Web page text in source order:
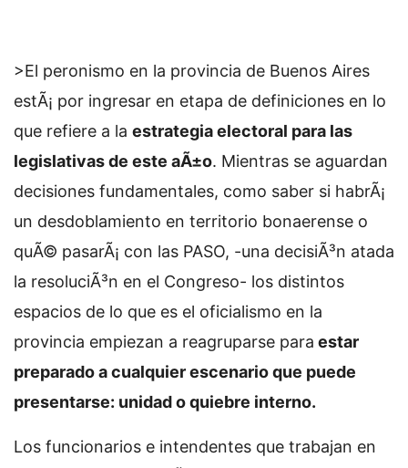
>El peronismo en la provincia de Buenos Aires
estÃ¡ por ingresar en etapa de definiciones en lo
que refiere a la estrategia electoral para las
legislativas de este aÃ±o. Mientras se aguardan
decisiones fundamentales, como saber si habrÃ¡
un desdoblamiento en territorio bonaerense o
quÃ© pasarÃ¡ con las PASO, -una decisiÃ³n atada
la resoluciÃ³n en el Congreso- los distintos
espacios de lo que es el oficialismo en la
provincia empiezan a reagruparse para estar
preparado a cualquier escenario que puede
presentarse: unidad o quiebre interno.
Los funcionarios e intendentes que trabajan en